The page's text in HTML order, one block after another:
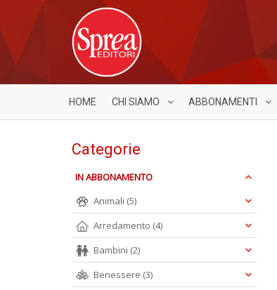
HOME CHI SIAMO ABBONAMENTI
Categorie
IN ABBONAMENTO
Animali (5)
Arredamento (4)
Bambini (2)
Benessere (3)